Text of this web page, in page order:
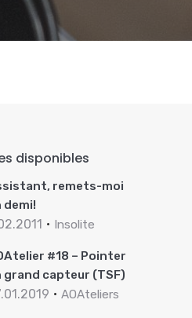
disponibles
remets-moi
demi!
Insolite
#18 – Pointer
grand capteur (TSF)
AOAteliers